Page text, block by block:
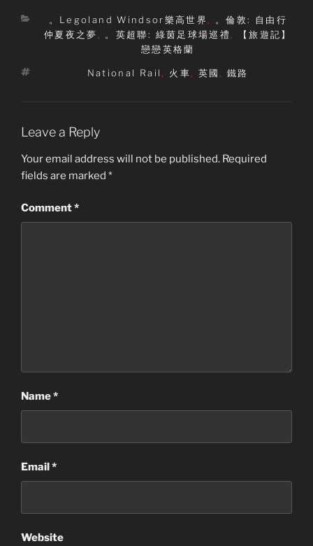
Categories
。Legoland Windsor樂高世界 ,
。倫敦: 自由行
仲夏夜之夢 , 。英超聯: 綠茵足球場巡禮 ,
【旅遊記】
戀戀英格蘭
Tags
National Rail , 火車, 英國 ,鐵路
Leave a Reply
Your email address will not be published. Required
fields are marked *
Comment*
Name*
Email*
Website